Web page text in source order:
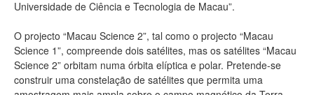
Universidade de Ciência e Tecnologia de Macau”.
O projecto “Macau Science 2”, tal como o projecto “Macau
Science 1”, compreende dois satélites, mas os satélites “Macau
Science 2” orbitam numa órbita elíptica e polar. Pretende-se
construir uma constelação de satélites que permita uma